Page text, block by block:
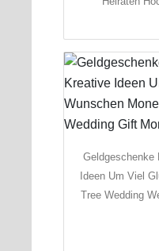
Geldgeschenke
Ideen Um Viel
Tree Wedding